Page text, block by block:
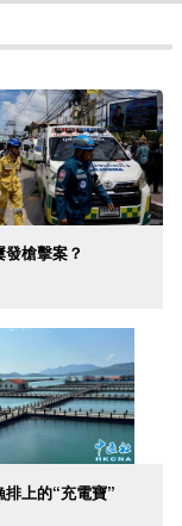
槍擊案？
排上的“充電寶”